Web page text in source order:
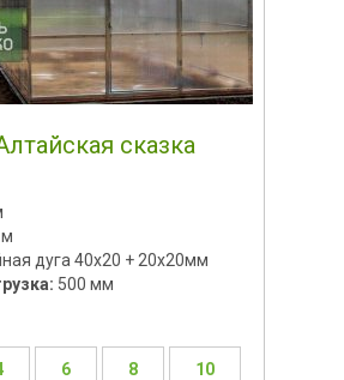
сказка
м
дуга 40х20 + 20х20мм
500 мм
6 8 10